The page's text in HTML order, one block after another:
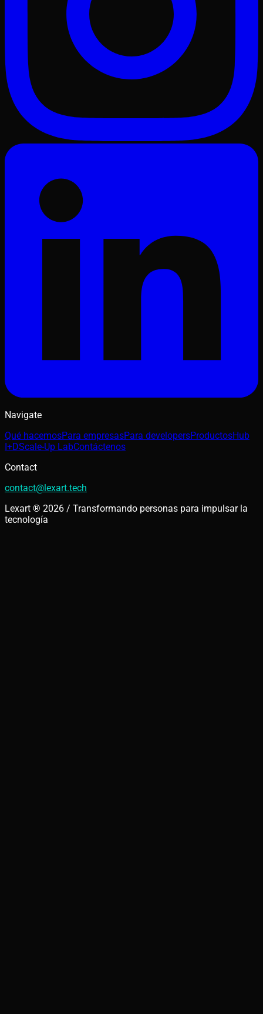
Navigate
Qué hacemosPara empresasPara developersProductosHub
I+DScale-Up LabContáctenos
Contact
contact@lexart.tech
Lexart ® 2026 / Transformando personas para impulsar la
tecnología